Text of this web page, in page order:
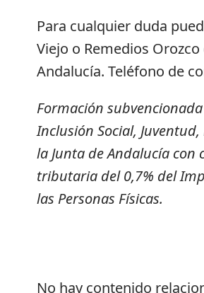
Para cualquier duda
Viejo o Remedios
Andalucía. Teléfono de
Formación
Inclusión Social,
la Junta de Andalucía con
tributaria del 0,7% del
las Personas Físicas.
No hay contenido